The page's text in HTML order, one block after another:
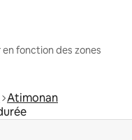
fonction des zones
Atimonan